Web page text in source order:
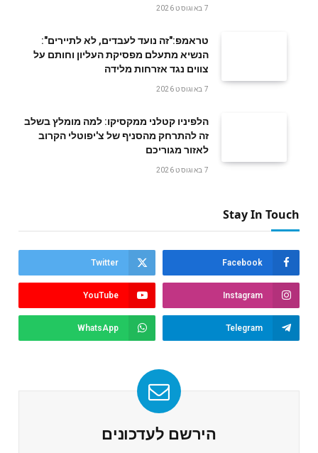
7 באוגוסט 2026
טראמפ:"זה נועד לעבדים, לא לתיירים":
הנשיא מתעלם מפסיקת העליון וחותם על
צווים נגד אזרחות מלידה
7 באוגוסט 2026
הלפיניו קטלני ממקסיקו: למה מומלץ בשלב
זה להתרחק מהסניף של צ'יפוטלי הקרוב
לאזור מגוריכם
7 באוגוסט 2026
Stay In Touch
Facebook
Twitter
Instagram
YouTube
Telegram
WhatsApp
הירשם לעדכונים